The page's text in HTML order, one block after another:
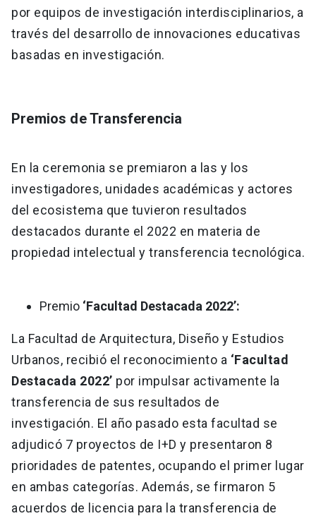
por equipos de investigación interdisciplinarios, a
través del desarrollo de innovaciones educativas
basadas en investigación.
Premios de Transferencia
En la ceremonia se premiaron a las y los
investigadores, unidades académicas y actores
del ecosistema que tuvieron resultados
destacados durante el 2022 en materia de
propiedad intelectual y transferencia tecnológica.
Premio ‘Facultad Destacada 2022’:
La Facultad de Arquitectura, Diseño y Estudios
Urbanos, recibió el reconocimiento a ‘Facultad
Destacada 2022’ por impulsar activamente la
transferencia de sus resultados de
investigación. El año pasado esta facultad se
adjudicó 7 proyectos de I+D y presentaron 8
prioridades de patentes, ocupando el primer lugar
en ambas categorías. Además, se firmaron 5
acuerdos de licencia para la transferencia de